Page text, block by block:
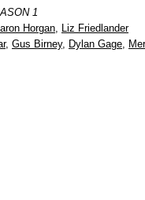
1
Horgan, Liz Friedlander
, Gus Birney, Dylan Gage,